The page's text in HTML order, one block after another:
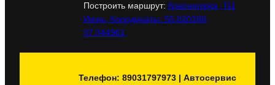
Построить маршрут: Красногорск, ТЦ
Июнь, Координаты: 55.820288,
37.344961
Телефон: 89031797973 | Автосервис